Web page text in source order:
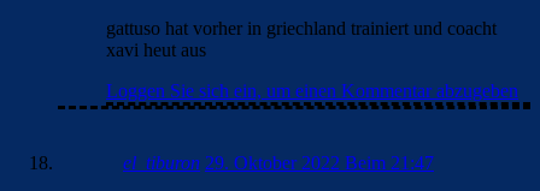
gattuso hat vorher in griechland trainiert und coacht
xavi heut aus
Loggen Sie sich ein, um einen Kommentar abzugeben
el_tiburon 29. Oktober 2022 Beim 21:47